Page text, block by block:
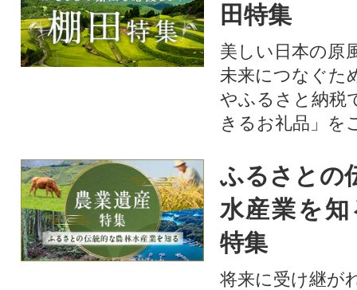
田特集
美しい日本の原
未来につなぐた
やふるさと納税
きるお礼品」を
ふるさとの
水産業を
特集
将来に受け継が